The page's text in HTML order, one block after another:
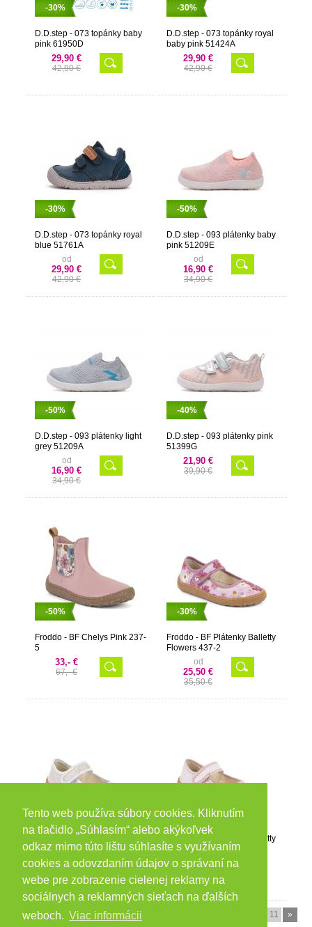
Tento web používa súbory cookies. Kliknutím
na tlačidlo „Súhlasím“ alebo akýkoľvek
odkaz mimo túto lištu súhlasíte s využívaním
cookies a odovzdaním údajov o správaní na
webe pre zobrazenie cielenej reklamy na
sociálnych a reklamných sieťach na ďalších
weboch. Viac informácii
-30%
D.D.step - 073 topánky baby
pink 61950D
29,90 €
42,90 €
-30%
D.D.step - 073 topánky royal
baby pink 51424A
29,90 €
42,90 €
-30%
D.D.step - 073 topánky royal
blue 51761A
od
29,90 €
42,90 €
-50%
D.D.step - 093 plátenky baby
pink 51209E
od
16,90 €
34,90 €
-50%
D.D.step - 093 plátenky light
grey 51209A
od
16,90 €
34,90 €
-40%
D.D.step - 093 plátenky pink
51399G
21,90 €
39,90 €
-50%
Froddo - BF Chelys Pink 237-
5
33,- €
67,- €
-30%
Froddo - BF Plátenky Balletty
Flowers 437-2
od
25,50 €
35,50 €
-30%
Gold Shine 437-1
od
33,40 €
-30%
Froddo - BF Plátenky Balletty
Pink Shine 437
od
27,60 €
37,60 €
Zobraziť stranu: 11 »